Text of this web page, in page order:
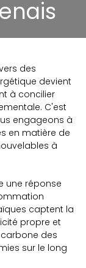
des
devient
à concilier
C'est
engageons à
en matière de
à
une réponse
captent la
propre et
des
sur le long